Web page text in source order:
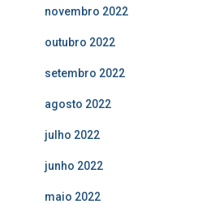
novembro 2022
outubro 2022
setembro 2022
agosto 2022
julho 2022
junho 2022
maio 2022